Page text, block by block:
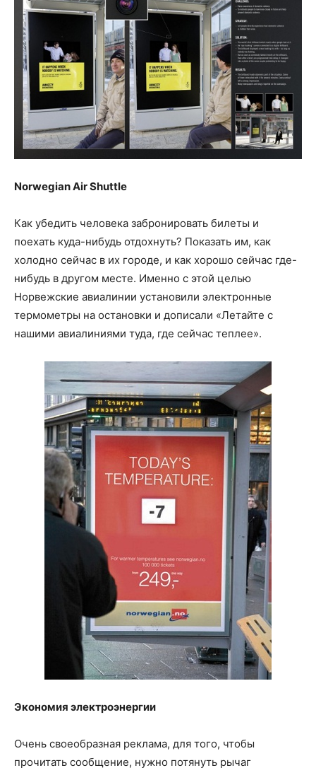
Norwegian Air Shuttle
Как убедить человека забронировать билеты и
поехать куда-нибудь отдохнуть? Показать им, как
холодно сейчас в их городе, и как хорошо сейчас где-
нибудь в другом месте. Именно с этой целью
Норвежские авиалинии установили электронные
термометры на остановки и дописали «Летайте с
нашими авиалиниями туда, где сейчас теплее».
Экономия электроэнергии
Очень своеобразная реклама, для того, чтобы
прочитать сообщение, нужно потянуть рычаг